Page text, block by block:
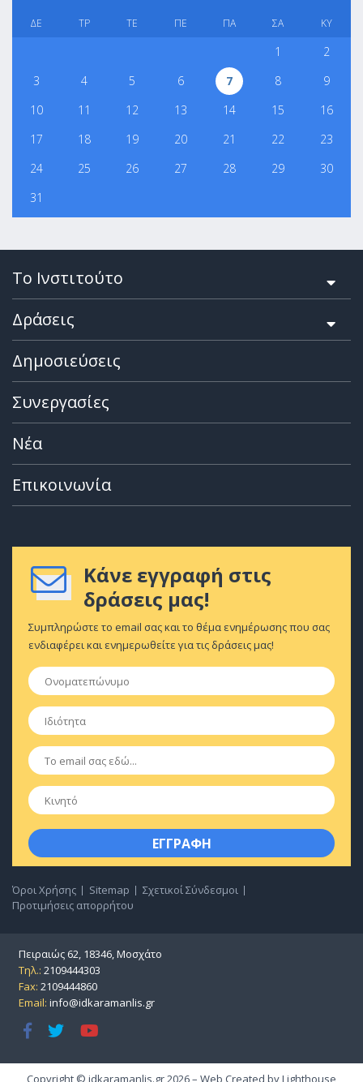
ΔΕ ΤΡ ΤΕ ΠΕ ΠΑ ΣΑ ΚΥ
1
2
3
4 5 6 7 8
9
10
11 12 13 14 15
16
17
18 19 20 21 22
23
24
25 26 27 28 29
30
31
Το Ινστιτούτο
Δράσεις
Δημοσιεύσεις
Συνεργασίες
Νέα
Επικοινωνία
Κάνε εγγραφή στις
δράσεις μας!
Συμπληρώστε το email σας και το θέμα ενημέρωσης που σας
ενδιαφέρει και ενημερωθείτε για τις δράσεις μας!
Ονοματεπώνυμο
Ιδιότητα
Email
Κινητό
Όροι Χρήσης Sitemap
Σχετικοί Σύνδεσμοι
Προτιμήσεις απορρήτου
Πειραιώς 62, 18346, Μοσχάτο
Τηλ.: 2109444303
Fax: 2109444860
Email: info@idkaramanlis.gr